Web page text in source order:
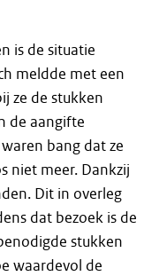
is de situatie
meldde met een
ze de stukken
de aangifte
bang dat ze
niet meer. Dankzij
Dit in overleg
dat bezoek is de
stukken
waardevol de